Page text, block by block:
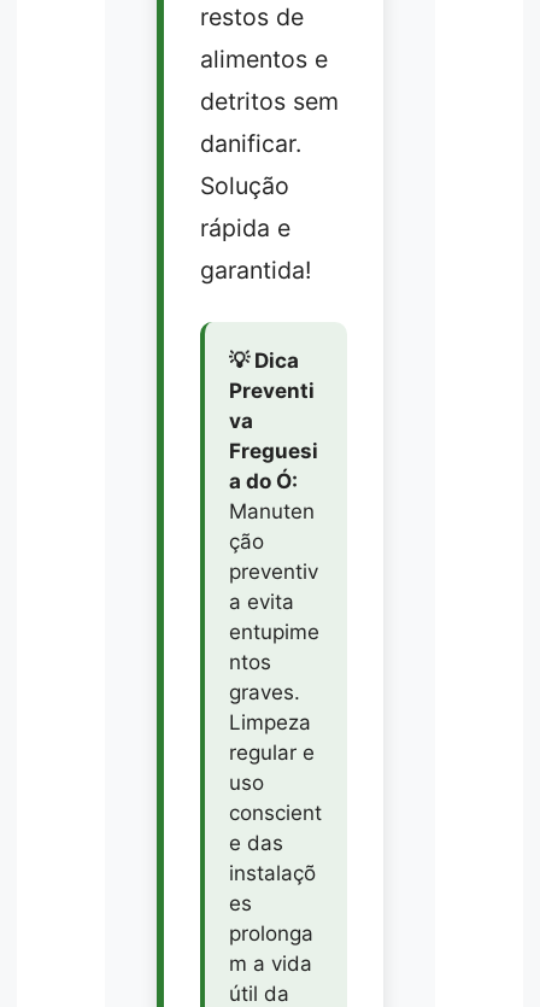
restos de
alimentos e
detritos sem
danificar.
Solução
rápida e
garantida!
💡 Dica
Preventi
va
Freguesi
a do Ó:
Manuten
ção
preventiv
a evita
entupime
ntos
graves.
Limpeza
regular e
uso
conscient
e das
instalaçõ
es
prolonga
m a vida
útil da